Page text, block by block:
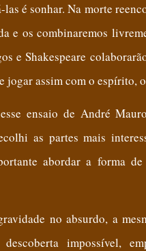
é sonhar. Na morte
e os combinaremos
e Shakespeare
jogar assim com o espírito,
ensaio de André
as partes mais
abordar a forma
no absurdo, a
impossível,